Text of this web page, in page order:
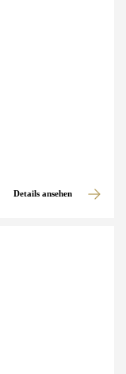
Details ansehen